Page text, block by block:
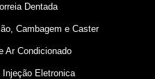
Dentada
Cambagem e Caster
Ar Condicionado
Injeção Eletronica